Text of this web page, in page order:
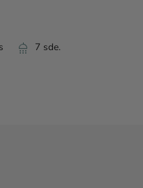
shower 7 sde.